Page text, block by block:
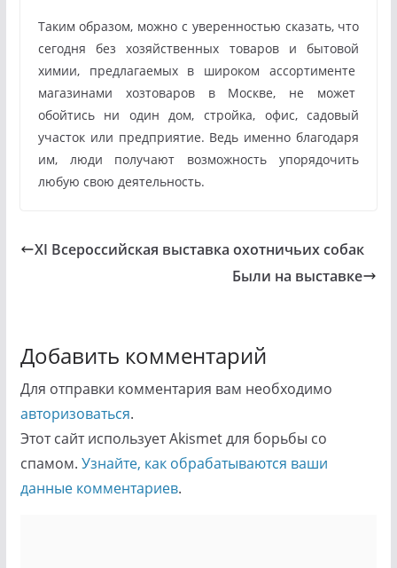
Таким образом, можно с уверенностью сказать, что
сегодня без хозяйственных товаров и бытовой
химии, предлагаемых в широком ассортименте
магазинами хозтоваров в Москве, не может
обойтись ни один дом, стройка, офис, садовый
участок или предприятие. Ведь именно благодаря
им, люди получают возможность упорядочить
любую свою деятельность.
XI Всероссийская выставка охотничьих собак
Были на выставке
Добавить комментарий
Для отправки комментария вам необходимо
авторизоваться.
Этот сайт использует Akismet для борьбы со
спамом. Узнайте, как обрабатываются ваши
данные комментариев.